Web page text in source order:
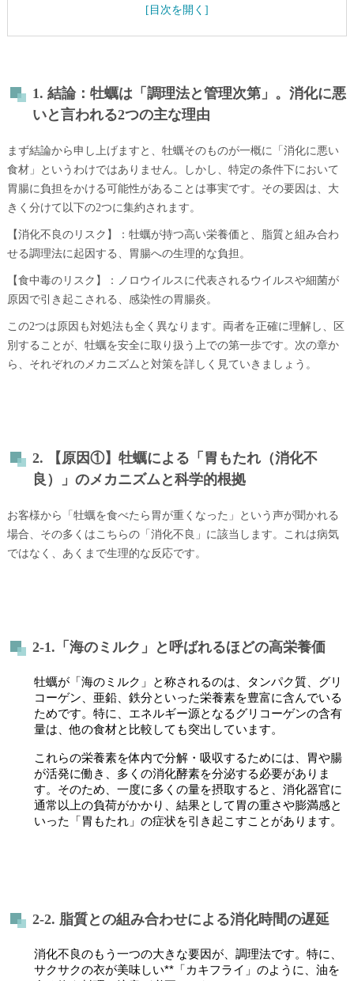
たれ」と「ウイルス性胃腸炎」の症状における決定的
な違い
防止策
3-1. ノロウイルスとは何か
3-2. 確実な対策は「加熱」以外にない
4. お客様に安全な牡蠣を提供するための「5つの鉄則」
【専門家の視点②】管理栄養士による推奨メニュー
牡蠣の栄養と安全性を両立させる一皿
5.【事業者向け】調理法別・牡蠣のリスク管理マップ
6. よくある質問（Q&A）
まとめ
会社概要
1. 結論：牡蠣は「調理法と管理次第」。消化に悪
いと言われる2つの主な理由
まず結論から申し上げますと、牡蠣そのものが一概に「消化に悪い
食材」というわけではありません。しかし、特定の条件下において
胃腸に負担をかける可能性があることは事実です。その要因は、大
きく分けて以下の2つに集約されます。
【消化不良のリスク】：牡蠣が持つ高い栄養価と、脂質と組み合わ
せる調理法に起因する、胃腸への生理的な負担。
【食中毒のリスク】：ノロウイルスに代表されるウイルスや細菌が
原因で引き起こされる、感染性の胃腸炎。
この2つは原因も対処法も全く異なります。両者を正確に理解し、区
別することが、牡蠣を安全に取り扱う上での第一歩です。次の章か
ら、それぞれのメカニズムと対策を詳しく見ていきましょう。
2. 【原因①】牡蠣による「胃もたれ（消化不
良）」のメカニズムと科学的根拠
お客様から「牡蠣を食べたら胃が重くなった」という声が聞かれる
場合、その多くはこちらの「消化不良」に該当します。これは病気
ではなく、あくまで生理的な反応です。
2-1.「海のミルク」と呼ばれるほどの高栄養価
牡蠣が「海のミルク」と称されるのは、タンパク質、グリ
コーゲン、亜鉛、鉄分といった栄養素を豊富に含んでいる
ためです。特に、エネルギー源となるグリコーゲンの含有
量は、他の食材と比較しても突出しています。
これらの栄養素を体内で分解・吸収するためには、胃や腸
が活発に働き、多くの消化酵素を分泌する必要がありま
す。そのため、一度に多くの量を摂取すると、消化器官に
通常以上の負荷がかかり、結果として胃の重さや膨満感と
いった「胃もたれ」の症状を引き起こすことがあります。
2-2. 脂質との組み合わせによる消化時間の遅延
消化不良のもう一つの大きな要因が、調理法です。特に、
サクサクの衣が美味しい**「カキフライ」のように、油を